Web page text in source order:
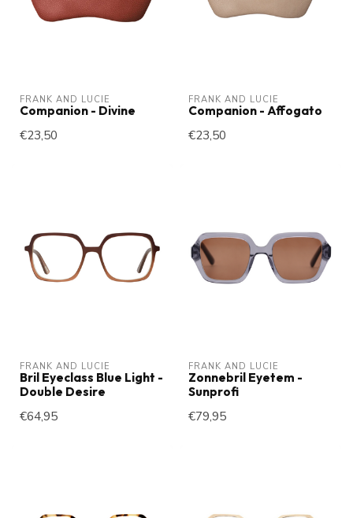
FRANK AND LUCIE
Companion - Divine
€23,50
FRANK AND LUCIE
Companion - Affogato
€23,50
FRANK AND LUCIE
Bril Eyeclass Blue Light -
Double Desire
€64,95
FRANK AND LUCIE
Zonnebril Eyetem -
Sunprofi
€79,95